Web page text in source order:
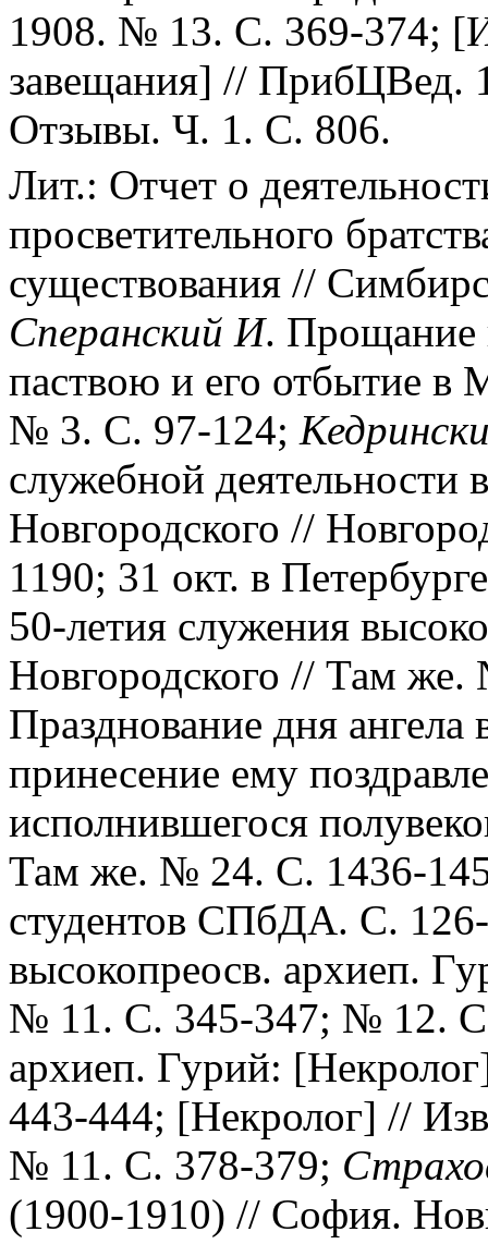
1908. № 13. С. 369-374;
завещания] //
Отзывы. Ч. 1. С. 806.
Лит.: Отчет о
просветительного
существования //
Сперанский И. Прощание
паствою и его отбытие
№ 3. С. 97-124;
служебной деятельности
Новгородского //
1190; 31 окт. в
50-летия служения
Новгородского // Там
Празднование дня
принесение ему
исполнившегося
Там же. № 24. С. 1436-
студентов СПбДА. С.
высокопреосв. архиеп.
№ 11. С. 345-347; № 12.
архиеп. Гурий:
443-444; [Некролог] //
№ 11. С. 378-379;
(1900-1910) // София.